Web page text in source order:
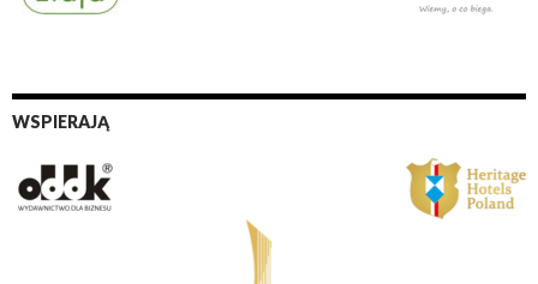
WSPIERAJĄ